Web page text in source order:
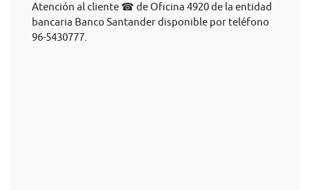
Atención al cliente ☎ de Oficina 4920 de la entidad
bancaria Banco Santander disponible por teléfono
96-5430777.